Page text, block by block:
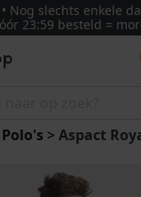
• Nog slechts enkele
23:59 besteld =
> Aspact